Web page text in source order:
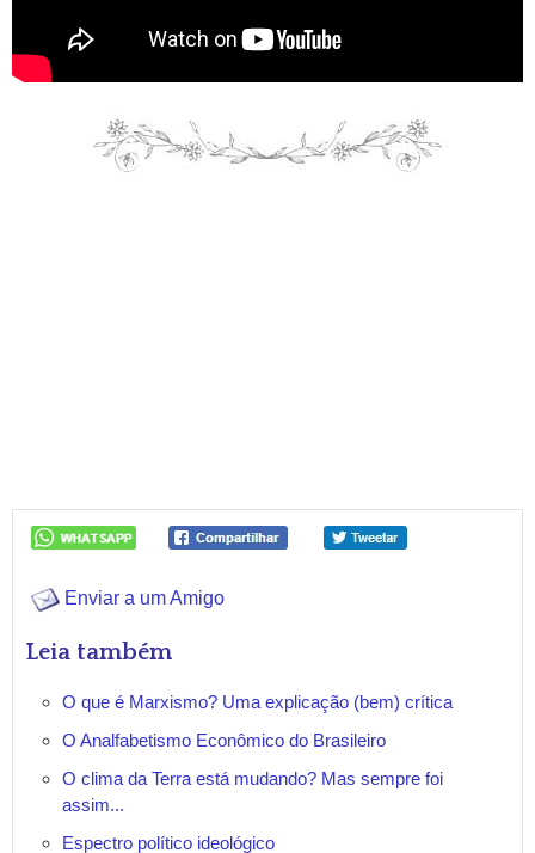
Enviar a um Amigo
Leia também
O que é Marxismo? Uma explicação (bem) crítica
O Analfabetismo Econômico do Brasileiro
O clima da Terra está mudando? Mas sempre foi
assim...
Espectro político ideológico